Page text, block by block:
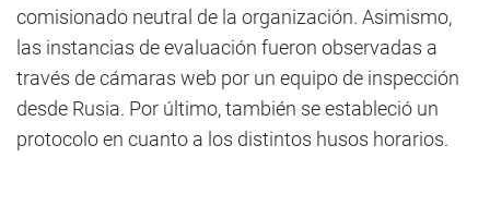
comisionado neutral de la organización. Asimismo,
las instancias de evaluación fueron observadas a
través de cámaras web por un equipo de inspección
desde Rusia. Por último, también se estableció un
protocolo en cuanto a los distintos husos horarios.